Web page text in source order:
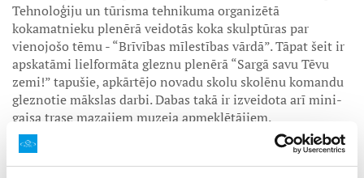
Tehnoloģiju un tūrisma tehnikuma organizētā
kokamatnieku plenērā veidotās koka skulptūras par
vienojošo tēmu - “Brīvības mīlestības vārdā”. Tāpat šeit ir
apskatāmi lielformāta gleznu plenērā “Sargā savu Tēvu
zemi!” tapušie, apkārtējo novadu skolu skolēnu komandu
gleznotie mākslas darbi. Dabas takā ir izveidota arī mini-
gaisa trase mazajiem muzeja apmeklētājiem.